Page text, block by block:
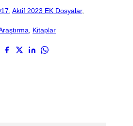
, Aktif 2023 EK Dosyalar
, Kitaplar